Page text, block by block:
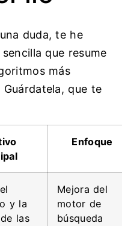
duda, te he
que resume
más
que te
Enfoque
y la
las
Mejora del
motor de
búsqueda